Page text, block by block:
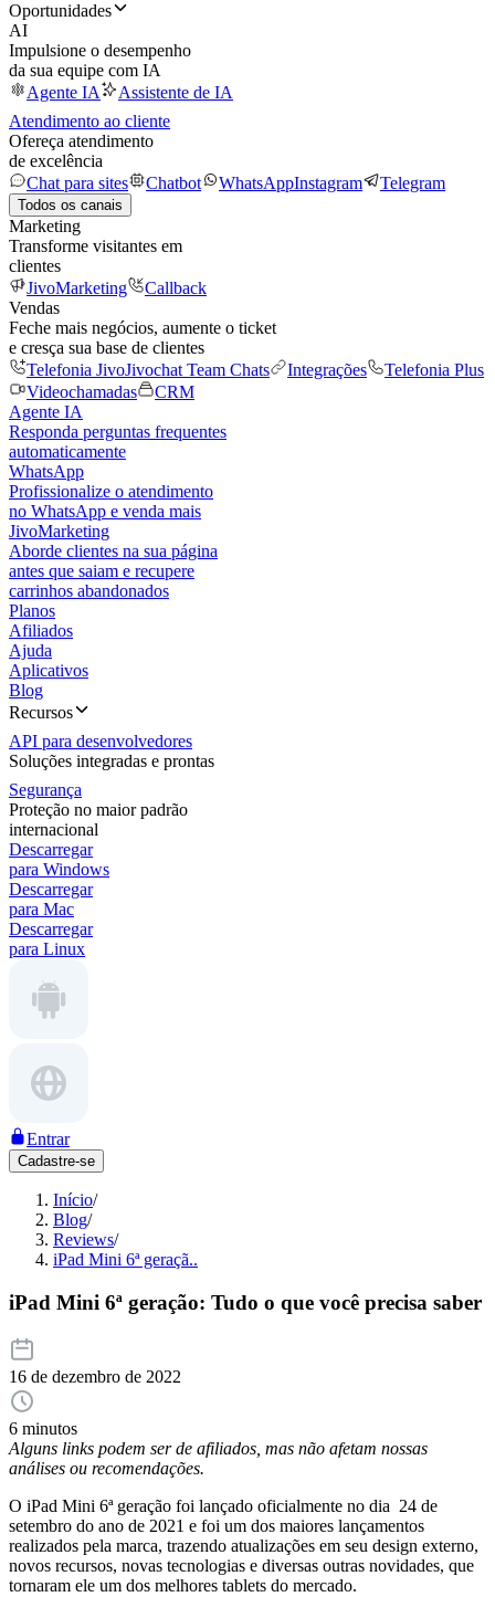
Oportunidades
AI
Impulsione o desempenho
da sua equipe com IA
Agente IA
Assistente de IA
Atendimento ao cliente
Ofereça atendimento
de excelência
Chat para sites
Chatbot WhatsAppInstagram Telegram
Todos os canais
Marketing
Transforme visitantes em
clientes
JivoMarketing
Callback
Vendas
Feche mais negócios, aumente o ticket
e cresça sua base de clientes
Telefonia JivoJivochat Team Chats Integrações
Telefonia Plus
Videochamadas
CRM
Agente IA
Responda perguntas frequentes
automaticamente
WhatsApp
Profissionalize o atendimento
no WhatsApp e venda mais
JivoMarketing
Aborde clientes na sua página
antes que saiam e recupere
carrinhos abandonados
Planos
Afiliados
Ajuda
Aplicativos
Blog
Recursos
API para desenvolvedores
Soluções integradas e prontas
Segurança
Proteção no maior padrão
internacional
Descarregar
para Windows
Descarregar
para Mac
Descarregar
para Linux
Entrar
Cadastre-se
Início/
Blog/
Reviews/
iPad Mini 6ª geraçã..
iPad Mini 6ª geração: Tudo o que você precisa saber
16 de dezembro de 2022
6 minutos
Alguns links podem ser de afiliados, mas não afetam nossas
análises ou recomendações.
O iPad Mini 6ª geração foi lançado oficialmente no dia 24 de
setembro do ano de 2021 e foi um dos maiores lançamentos
realizados pela marca, trazendo atualizações em seu design externo,
novos recursos, novas tecnologias e diversas outras novidades, que
tornaram ele um dos melhores tablets do mercado.